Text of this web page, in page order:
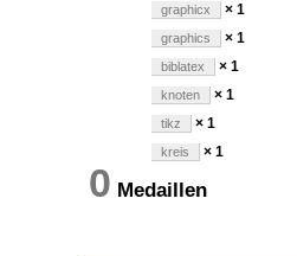
graphicx × 1
graphics × 1
biblatex × 1
knoten × 1
tikz × 1
kreis × 1
0 Medaillen